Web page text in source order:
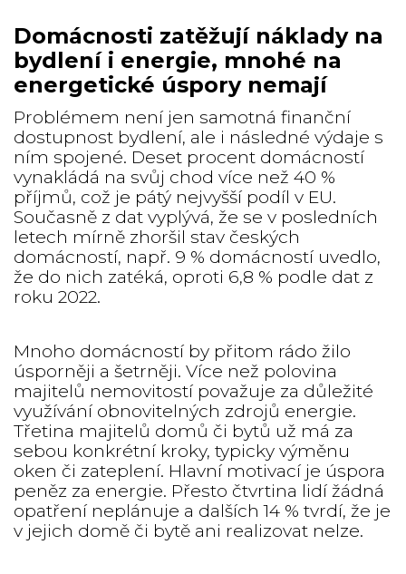
Domácnosti zatěžují náklady na
bydlení i energie, mnohé na
energetické úspory nemají
Problémem není jen samotná finanční
dostupnost bydlení, ale i následné výdaje s
ním spojené. Deset procent domácností
vynakládá na svůj chod více než 40 %
příjmů, což je pátý nejvyšší podíl v EU.
Současně z dat vyplývá, že se v posledních
letech mírně zhoršil stav českých
domácností, např. 9 % domácností uvedlo,
že do nich zatéká, oproti 6,8 % podle dat z
roku 2022.
Mnoho domácností by přitom rádo žilo
úsporněji a šetrněji. Více než polovina
majitelů nemovitostí považuje za důležité
využívání obnovitelných zdrojů energie.
Třetina majitelů domů či bytů už má za
sebou konkrétní kroky, typicky výměnu
oken či zateplení. Hlavní motivací je úspora
peněz za energie. Přesto čtvrtina lidí žádná
opatření neplánuje a dalších 14 % tvrdí, že je
v jejich domě či bytě ani realizovat nelze.